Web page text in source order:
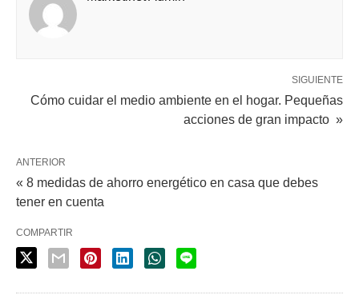
SIGUIENTE
Cómo cuidar el medio ambiente en el hogar. Pequeñas
acciones de gran impacto »
ANTERIOR
« 8 medidas de ahorro energético en casa que debes
tener en cuenta
COMPARTIR